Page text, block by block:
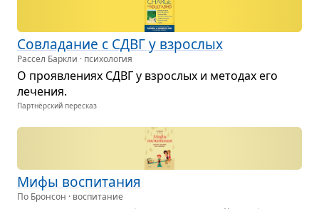
Совла­да­ние с СДВГ у взрос­лых
Рассел Баркли · психология
О про­яв­ле­ниях СДВГ у взрос­лых и мето­дах его
лече­ния.
Партнёрский пересказ
Мифы вос­пи­та­ния
По Бронсон · воспитание